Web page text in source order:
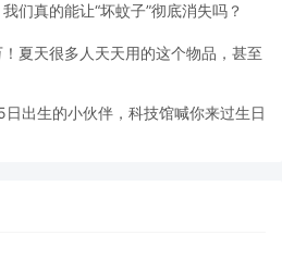
们真的能让“坏蚊子”彻底消失吗？
夏天很多人天天用的这个物品，甚至
日出生的小伙伴，科技馆喊你来过生日